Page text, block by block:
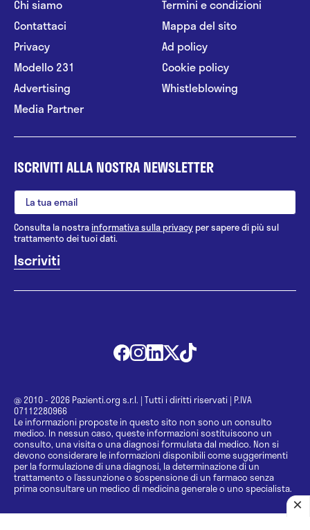
Chi siamo
Contattaci
Privacy
Modello 231
Advertising
Media Partner
Termini e condizioni
Mappa del sito
Ad policy
Cookie policy
Whistleblowing
ISCRIVITI ALLA NOSTRA NEWSLETTER
Consulta la nostrainformativa sulla privacy per sapere di più sul
trattamento dei tuoi dati.
@ 2010 - 2026 Pazienti.org s.r.l. | Tutti i diritti riservati | P.IVA
07112280966
Le informazioni proposte in questo sito non sono un consulto
medico. In nessun caso, queste informazioni sostituiscono un
consulto, una visita o una diagnosi formulata dal medico. Non si
devono considerare le informazioni disponibili come suggerimenti
per la formulazione di una diagnosi, la determinazione di un
trattamento o l’assunzione o sospensione di un farmaco senza
prima consultare un medico di medicina generale o uno specialista.